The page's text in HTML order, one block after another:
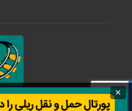
حمل و نقل ریلی
×